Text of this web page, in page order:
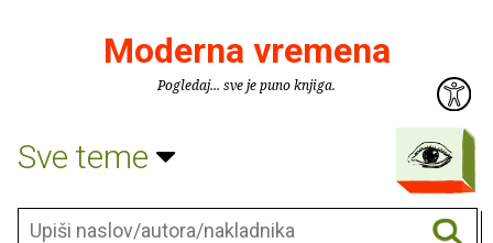
Moderna vremena
Pogledaj... sve je puno knjiga.
Sve teme